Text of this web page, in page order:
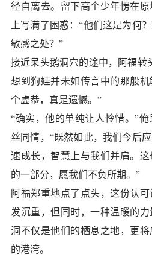
径自离去。留下高个少年愣在
上写满了困惑：“他们这是为何
敏感之处？”
接近呆头鹅洞穴的途中，阿福转
想到狗娃并未如传言中的那般
个虚恭，真是遗憾。”
“确实，他的单纯让人怜惜。”
丝同情，“既然如此，我们今后
速成长，智慧上与我们并肩。
的一部分，愿我们不负所期。”
阿福郑重地点了点头，这份认
发沉重，但同时，一种温暖的
洞不仅是他们的栖息之地，更
的港湾。